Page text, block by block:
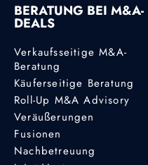
BERATUNG BEI M&A-
DEALS
Verkaufsseitige M&A-
Beratung
Käuferseitige Beratung
Roll-Up M&A Advisory
Veräußerungen
Fusionen
Nachbetreuung